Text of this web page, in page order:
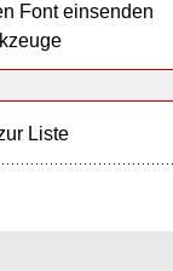
Font einsenden
Liste